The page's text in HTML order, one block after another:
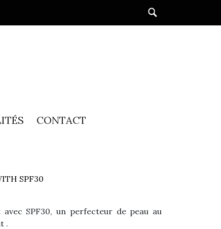
CONTACT
SPF30
SPF30, un perfecteur de peau au
.